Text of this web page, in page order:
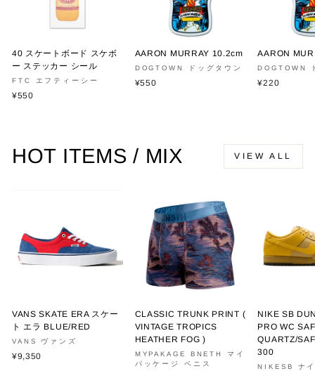
40 スケートボード スケボ
ー ステッカー シール
FTC エフティーシー
¥550
AARON MURRAY 10.2cm
DOGTOWN ドッグタウン
¥550
AARON
DOGTOWN
¥220
HOT ITEMS / MIX VIEW ALL
VANS SKATE ERA スケー
ト エラ BLUE/RED
VANS ヴァンズ
¥9,350
CLASSIC TRUNK PRINT (
VINTAGE TROPICS
HEATHER FOG )
MYPAKAGE BNETH マイ
パッケージ ベニス
NIKE SB
PRO WC
QUARTZ/
300
NIKESB ナ